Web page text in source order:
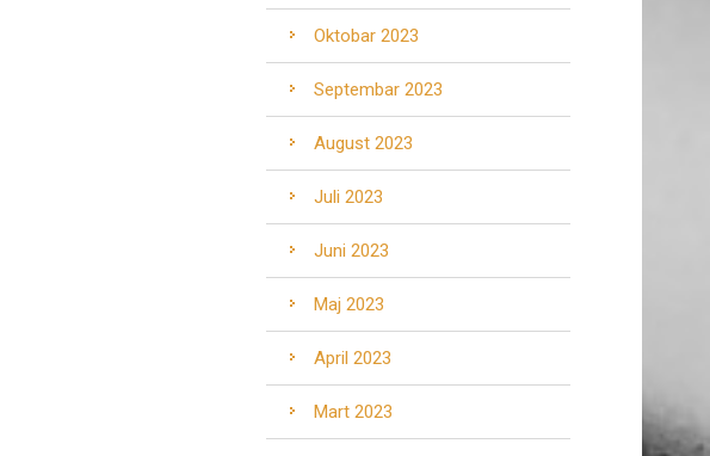
Oktobar 2023
Septembar 2023
August 2023
Juli 2023
Juni 2023
Maj 2023
April 2023
Mart 2023